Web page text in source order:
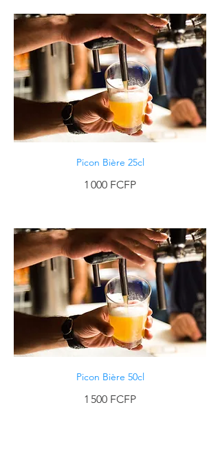
Picon Bière 25cl
1 000 FCFP
Picon Bière 50cl
1 500 FCFP